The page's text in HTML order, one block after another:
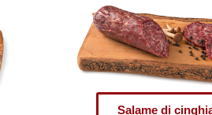
Salame di